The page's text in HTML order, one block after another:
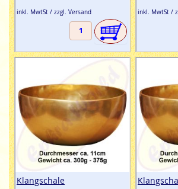
inkl. MwtSt / zzgl. Versand inkl. MwtSt /
Klangschale